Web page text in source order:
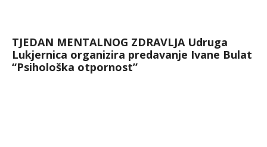
TJEDAN MENTALNOG ZDRAVLJA Udruga
Lukjernica organizira predavanje Ivane Bulat
“Psihološka otpornost”